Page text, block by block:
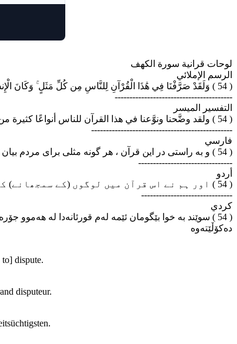
لوحات قرانية سورة الكهف
الرسم الإملائي
( 54 ) وَلَقَدْ صَرَّفْنَا فِي هَٰذَا الْقُرْآنِ لِلنَّاسِ مِن كُلِّ مَثَلٍ ۚ وَكَانَ الْإِنسَانُ أَكْثَرَ شَيْءٍ جَدَلًا
----------------------------------------
التفسير الميسر
( 54 ) ولقد وضَّحنا ونوَّعنا في هذا القرآن للناس أنواعًا كثيرة من الأمثال؛ ليتعظوا بها ويؤمنوا. وكان الإنسان أكثر المخلوقات خصومة وجدلا
------------------------------------------------
فارسي
( 54 ) و به راستی در این قرآن ، هر گونه مثلی برای مردم بیان کرده ایم ، ولی انسان بیش از هر چیز به مجادله می پردازد
--------------------------------
أردو
( 54 ) اور ہم نے اس قرآن میں لوگوں (کے سمجھانے) کے لئے طرح طرح کی مثالیں بیان فرمائی ہیں۔ لیکن انسان سب چیزوں سے بڑھ کر جھگڑالو ہے
-------------------------------
كردي
( 54 ) سوێند به خوا بێگومان ئێمه له‌م قورئانه‌دا له
ده‌کۆڵێته‌وه‌
dispute.
disputeur.